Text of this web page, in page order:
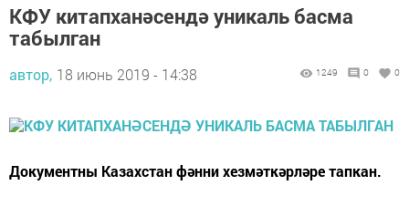
КФУ китапханәсендә уникаль басма
табылган
автор, 18 июнь 2019 - 14:38 1249 0 0
Документны Казахстан фәнни хезмәткәрләре тапкан.